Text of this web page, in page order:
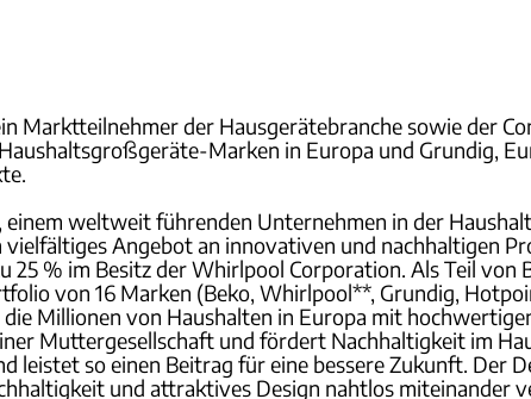
Marktteilnehmer der Hausgerätebranche sowie der
Marken in Europa und Grundig,
weltweit führenden Unternehmen in der
Angebot an innovativen und nachhaltigen
25 % im Besitz der Whirlpool Corporation. Als Teil
von 16 Marken (Beko, Whirlpool**, Grundig,
Millionen von Haushalten in Europa mit
Muttergesellschaft und fördert Nachhaltigkeit im
leistet so einen Beitrag für eine bessere Zukunft. Der
und attraktives Design nahtlos miteinander